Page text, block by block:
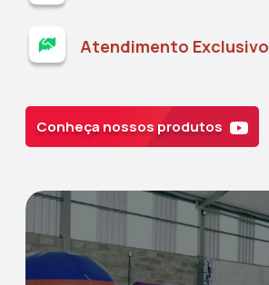
Atendimento Exclusivo
Conheça nossos produtos